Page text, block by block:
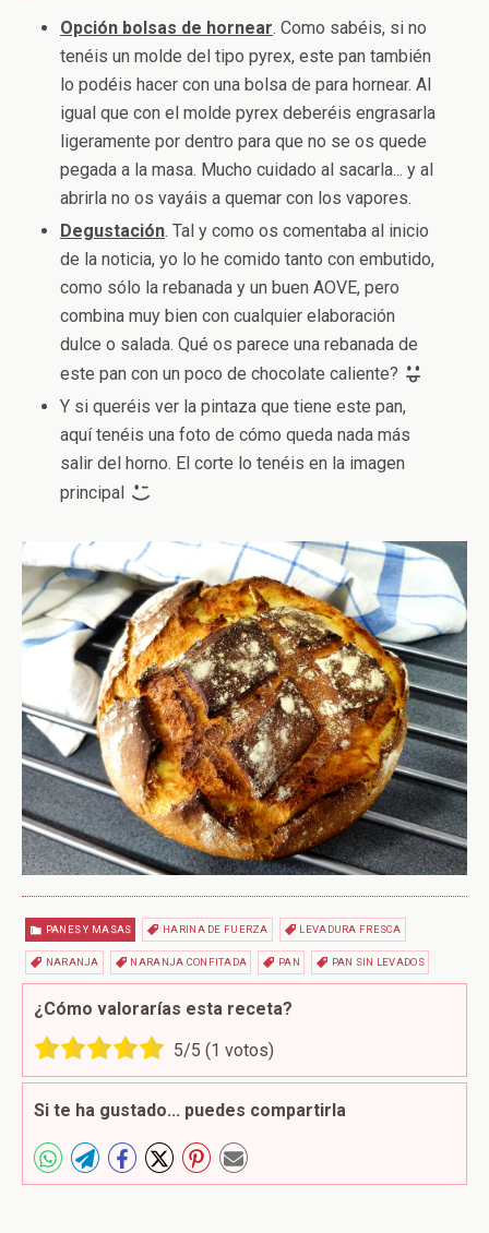
Opción bolsas de hornear. Como sabéis, si no
tenéis un molde del tipo pyrex, este pan también
lo podéis hacer con una bolsa de para hornear. Al
igual que con el molde pyrex deberéis engrasarla
ligeramente por dentro para que no se os quede
pegada a la masa. Mucho cuidado al sacarla... y al
abrirla no os vayáis a quemar con los vapores.
Degustación. Tal y como os comentaba al inicio
de la noticia, yo lo he comido tanto con embutido,
como sólo la rebanada y un buen AOVE, pero
combina muy bien con cualquier elaboración
dulce o salada. Qué os parece una rebanada de
este pan con un poco de chocolate caliente?
Y si queréis ver la pintaza que tiene este pan,
aquí tenéis una foto de cómo queda nada más
salir del horno. El corte lo tenéis en la imagen
principal
PANES Y MASAS HARINA DE FUERZA LEVADURA FRESCA
NARANJA NARANJA CONFITADA PAN PAN SIN LEVADOS
¿Cómo valorarías esta receta?
5/5 (1 votos)
Si te ha gustado... puedes compartirla